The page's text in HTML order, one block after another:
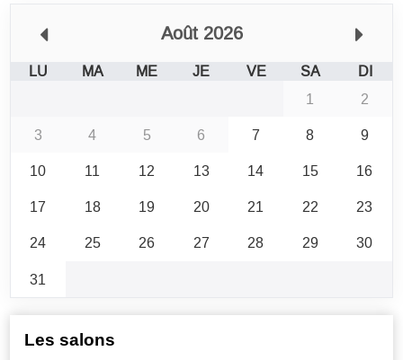
Août 2026
LU MA ME JE VE SA
DI
1
2
3
4 5 6 7 8
9
10
11 12 13 14 15
16
17
18 19 20 21 22
23
24
25 26 27 28 29
30
31
Les salons